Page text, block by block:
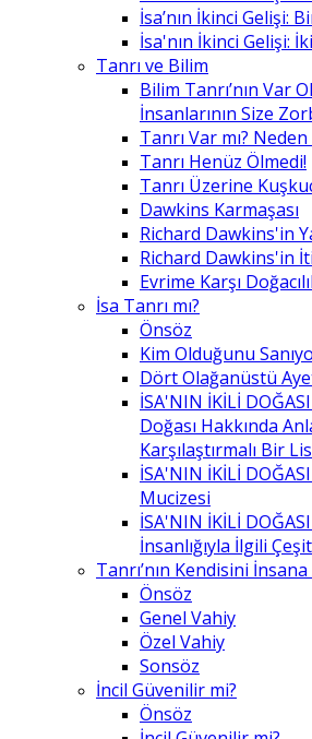
İsa’nın İkinci Gelişi:
İsa'nın İkinci Gelişi:
Tanrı ve Bilim
Bilim Tanrı’nın Var
İnsanlarının Size
Tanrı Var mı?
Tanrı Henüz Ölmedi!
Tanrı Üzerine
Dawkins Karmaşası
Richard Dawkins'in
Richard Dawkins'in
Evrime Karşı
İsa Tanrı mı?
Önsöz
Kim Olduğunu
Dört Olağanüstü
İSA'NIN İKİLİ
Doğası Hakkında
Karşılaştırmalı Bir
İSA'NIN İKİLİ
Mucizesi
İSA'NIN İKİLİ
İnsanlığıyla İlgili
Tanrı’nın Kendisini İnsana
Önsöz
Genel Vahiy
Özel Vahiy
Sonsöz
İncil Güvenilir mi?
Önsöz